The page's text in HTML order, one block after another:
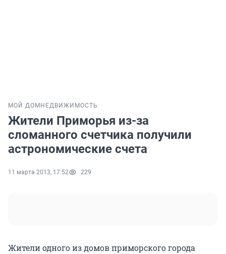
МОЙ ДОМ НЕДВИЖИМОСТЬ
Жители Приморья из-за
сломанного счетчика получили
астрономические счета
11 марта 2013, 17:52 229
Жители одного из домов приморского города